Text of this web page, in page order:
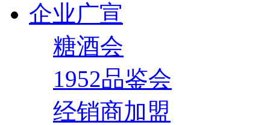
企业广宣
糖酒会
1952品鉴会
经销商加盟